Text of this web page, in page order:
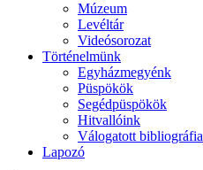
Múzeum
Levéltár
Videósorozat
Történelmünk
Egyházmegyénk
Püspökök
Segédpüspökök
Hitvallóink
Válogatott bibliográfia
Lapozó